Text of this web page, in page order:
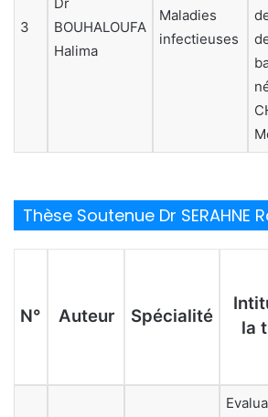
3
BOUHALOUFA
Halima
Maladies
infectieuses
Thèse Soutenue Dr SERAHNE
N° Auteur Spécialité
la